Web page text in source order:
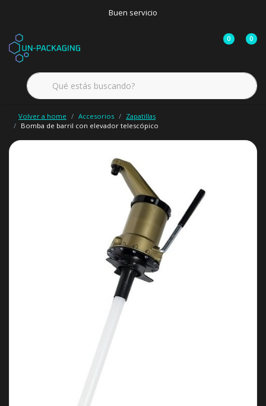
Buen servicio
0 0
Volver a home Accesorios
Zapatillas
Bomba de barril con elevador telescópico